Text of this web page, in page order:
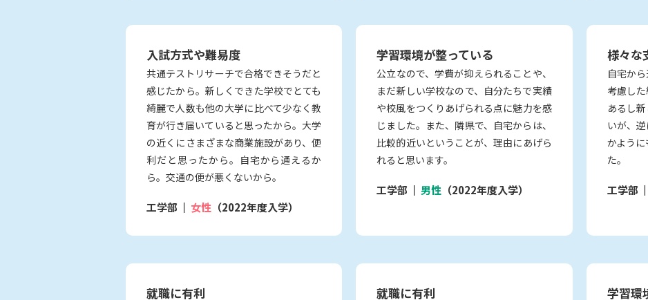
入試方式や難易度
共通テストリサーチで合格できそうだと
感じたから。新しくできた学校でとても
綺麗で人数も他の大学に比べて少なく教
育が行き届いていると思ったから。大学
の近くにさまざまな商業施設があり、便
利だと思ったから。自宅から通えるか
ら。交通の便が悪くないから。
工学部 女性 （2022年度入学）
学習環境が整っている
公立なので、学費が抑えられることや、
まだ新しい学校なので、自分たちで実績
や校風をつくりあげられる点に魅力を感
じました。また、隣県で、自宅からは、
比較的近いということが、理由にあげら
れると思います。
工学部 男性 （2022年度入学）
様々な
自宅か
考慮し
あるし
いが、
かよう
た。
工学部
就職に有利 就職に有利 学習環